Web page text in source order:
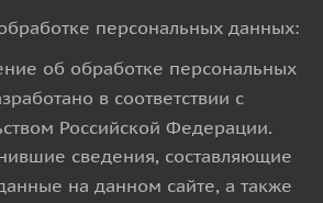
персональных данных:
об обработке персональных
в соответствии с
Российской Федерации.
сведения, составляющие
на данном сайте, а также